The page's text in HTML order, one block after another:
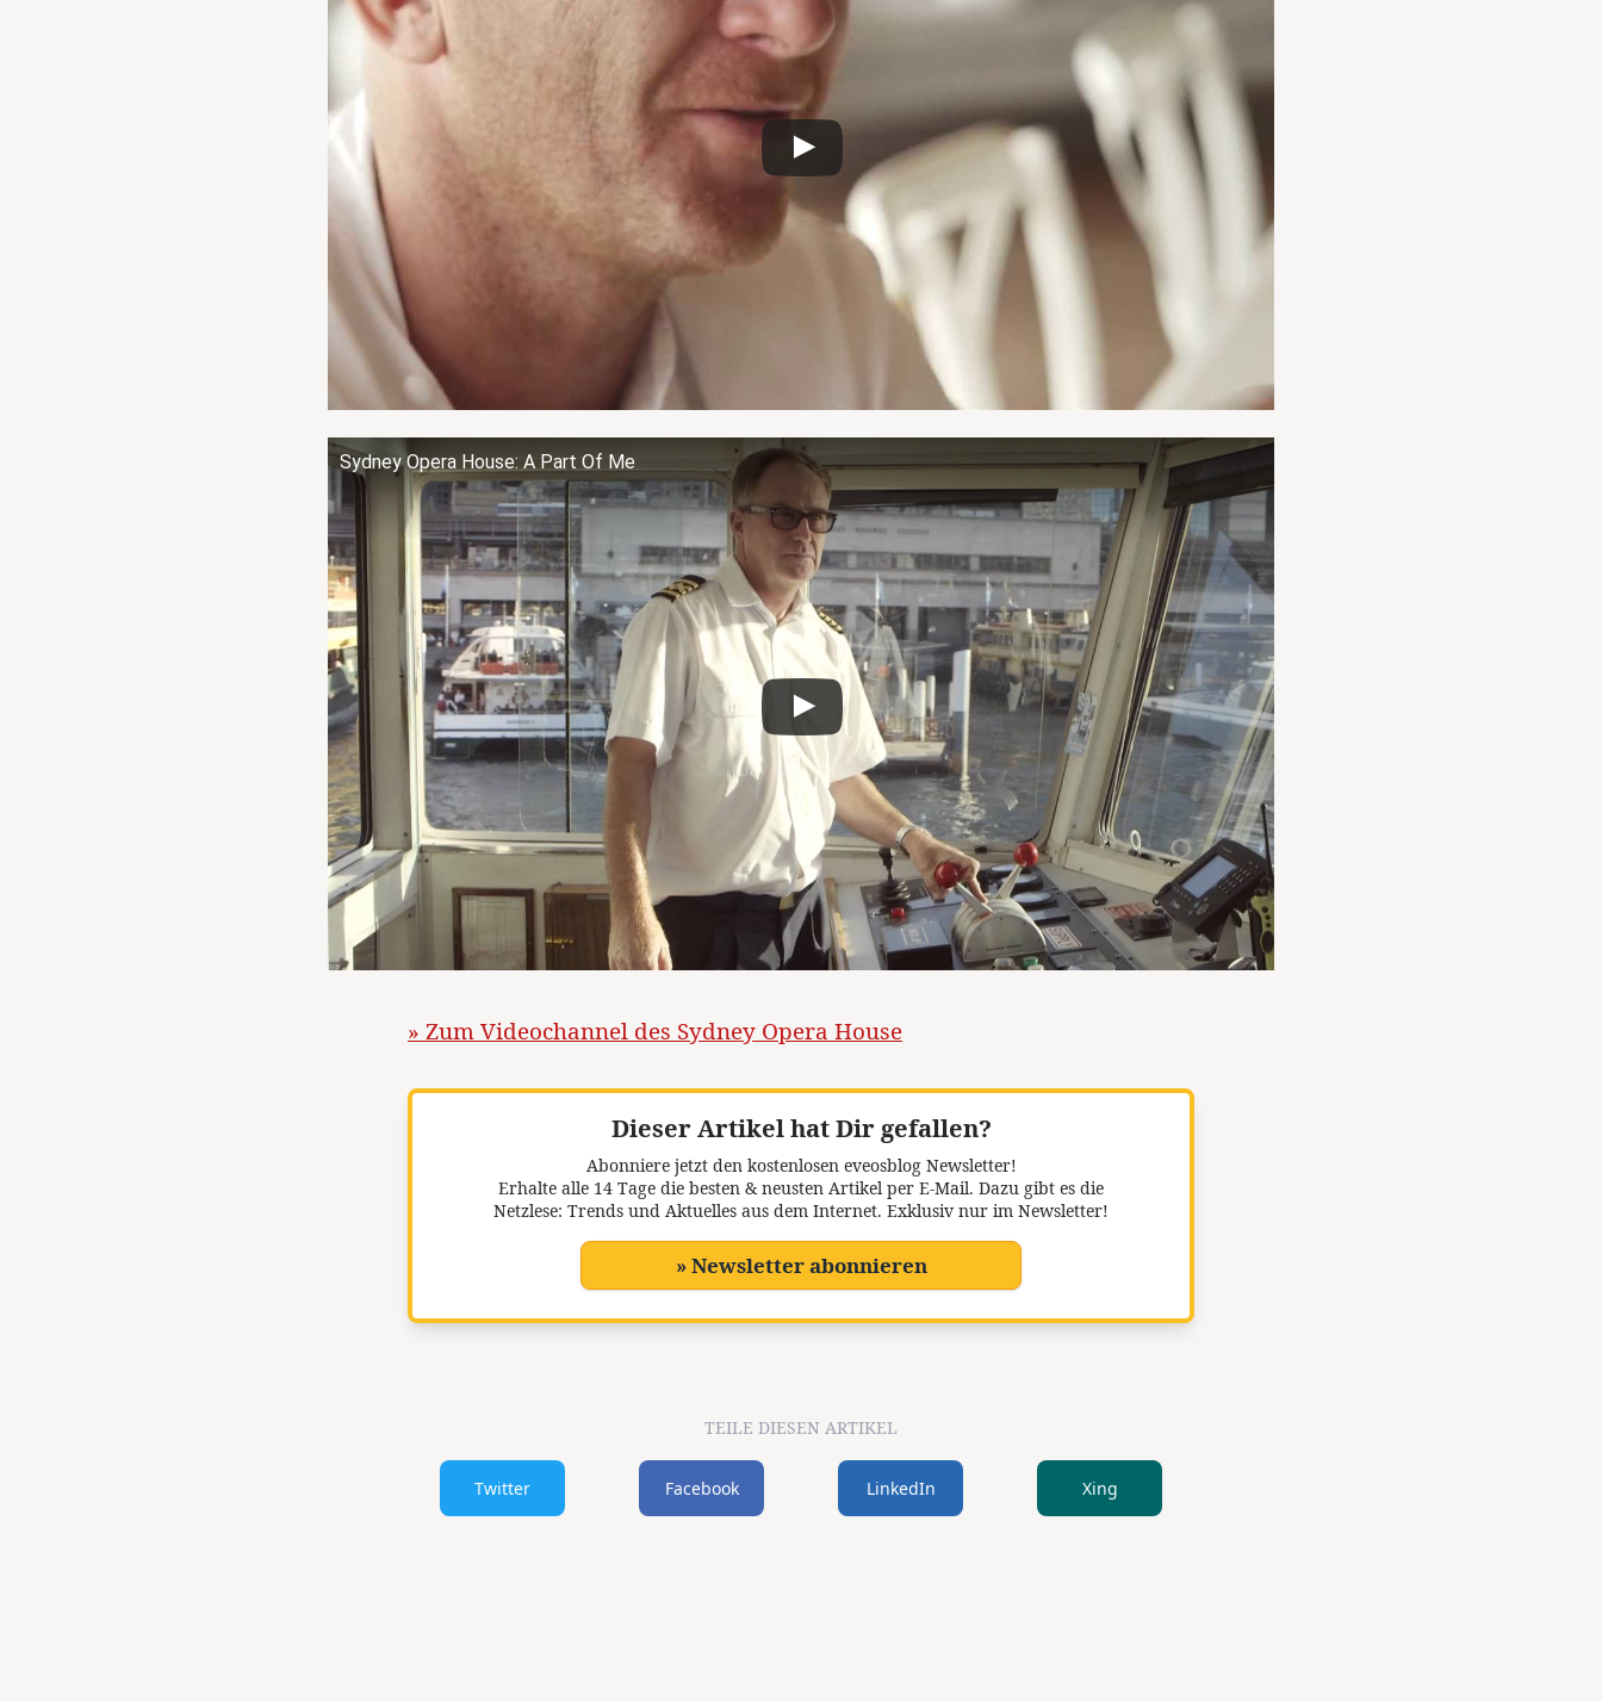
Sydney Opera House: A Part Of Me
» Zum Videochannel des Sydney Opera House
Dieser Artikel hat Dir gefallen?
Abonniere jetzt den kostenlosen eveosblog Newsletter!
Erhalte alle 14 Tage die besten & neusten Artikel per E-Mail. Dazu gibt es die
Netzlese: Trends und Aktuelles aus dem Internet. Exklusiv nur im Newsletter!
» Newsletter abonnieren
TEILE DIESEN ARTIKEL
Twitter Facebook LinkedIn Xing